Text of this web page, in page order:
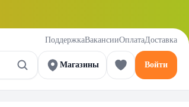
ПоддержкаВакансииОплатаДоставка
Магазины Войти